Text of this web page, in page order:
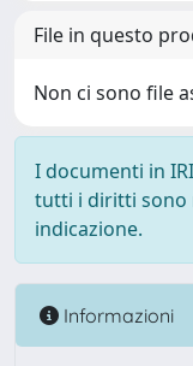
File in questo
Non ci sono file
I documenti in
tutti i diritti sono
indicazione.
Informazioni